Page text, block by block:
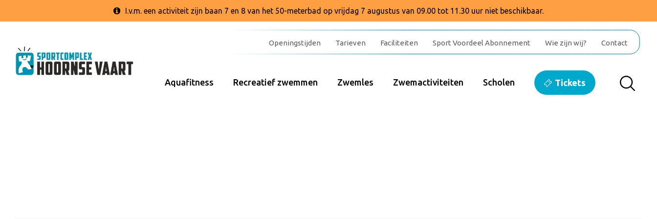
I.v.m. een activiteit zijn baan 7 en 8 van het 50-meterbad op vrijdag 7 augustus van 09.00 tot 11.30 uur niet beschikbaar.
Openingstijden Tarieven Faciliteiten Sport Voordeel Abonnement Wie zijn wij? Contact
Aquafitness Recreatief zwemmen Zwemles Zwemactiviteiten Scholen Tickets